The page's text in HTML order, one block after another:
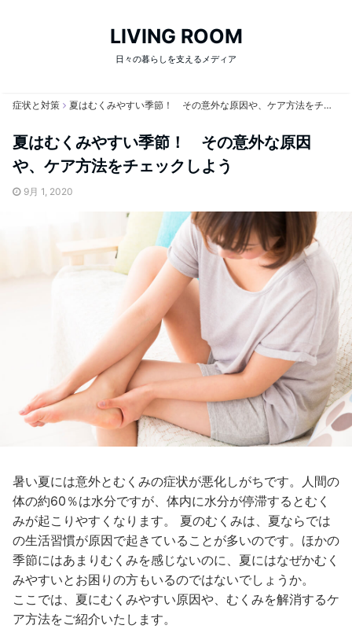
LIVING ROOM
日々の暮らしを支えるメディア
症状と対策 夏はむくみやすい季節！ その意外な原因や、ケア方法をチェックしよう
夏はむくみやすい季節！ その意外な原因
や、ケア方法をチェックしよう
9月 1, 2020
暑い夏には意外とむくみの症状が悪化しがちです。人間の
体の約60％は水分ですが、体内に水分が停滞するとむく
みが起こりやすくなります。 夏のむくみは、夏ならでは
の生活習慣が原因で起きていることが多いのです。ほかの
季節にはあまりむくみを感じないのに、夏にはなぜかむく
みやすいとお困りの方もいるのではないでしょうか。
ここでは、夏にむくみやすい原因や、むくみを解消するケ
ア方法をご紹介いたします。